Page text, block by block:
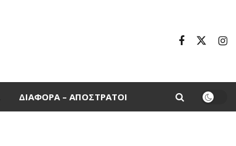
ΔΙΆΦΟΡΑ – ΑΠΌΣΤΡΑΤΟΙ